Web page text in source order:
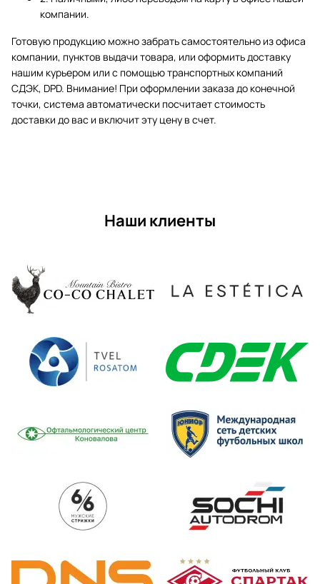
компании.
Готовую продукцию можно забрать самостоятельно из офиса
компании, пунктов выдачи товара, или оформить доставку
нашим курьером или с помощью транспортных компаний
СДЭК, DPD. Внимание! При оформлении заказа до конечной
точки, система автоматически посчитает стоимость
доставки до вас и включит эту цену в счет.
Наши клиенты